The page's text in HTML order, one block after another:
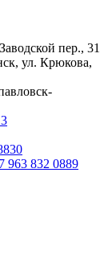
пер., 31
ул. Крюкова,
963 832 0889